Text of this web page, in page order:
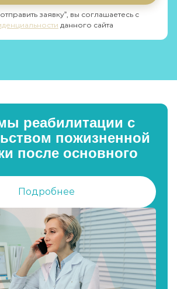
заявку”, вы соглашаетесь с
данного сайта
реабилитации с
пожизненной
после основного
Подробнее